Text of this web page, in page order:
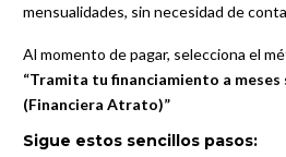
mensualidades, sin necesidad de
Al momento de pagar, selecciona el
“Tramita tu financiamiento a
(Financiera Atrato)”
Sigue estos sencillos pasos: